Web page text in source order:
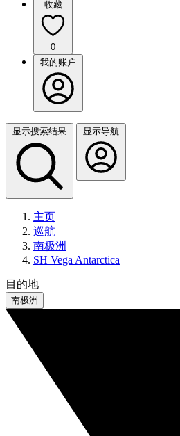
收藏
0
我的账户
显示搜索结果 显示导航
主页
巡航
南极洲
SH Vega Antarctica
目的地
南极洲